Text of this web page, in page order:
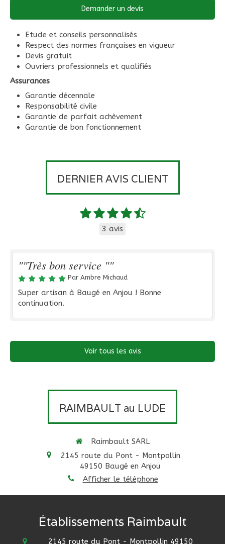
Demander un devis
Etude et conseils personnalisés
Respect des normes françaises en vigueur
Devis gratuit
Ouvriers professionnels et qualifiés
Assurances
Garantie décennale
Responsabilité civile
Garantie de parfait achèvement
Garantie de bon fonctionnement
DERNIER AVIS CLIENT
3 avis
""Très bon service ""
Par Ambre Michaud
Super artisan à Baugé en Anjou ! Bonne
continuation.
Voir tous les avis
RAIMBAULT au LUDE
Raimbault SARL
2145 route du Pont - Montpollin
49150 Baugé en Anjou
Afficher le téléphone
Établissements Raimbault
2145 route du Pont - Montpollin 49150